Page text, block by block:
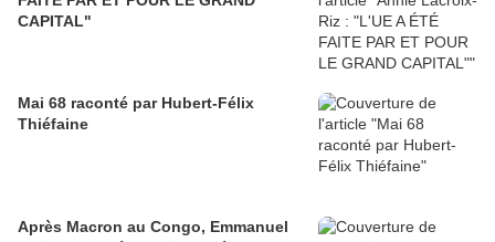
CAPITAL"
Mai 68 raconté par Hubert-Félix
Thiéfaine
Après Macron au Congo, Emmanuel